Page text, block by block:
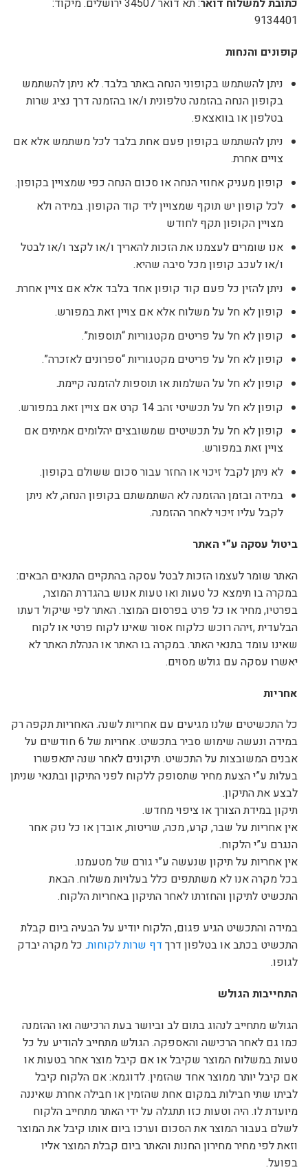
כתובת למשלוח דואר
: תא דואר 34507 ירושלים. מיקוד:
9134401
קופונים והנחות
ניתן להשתמש בקופוני הנחה באתר בלבד. לא ניתן להשתמש
בקופון הנחה בהזמנה טלפונית ו/או בהזמנה דרך נציג שרות
בטלפון או בוואצאפ.
ניתן להשתמש בקופון פעם אחת בלבד לכל משתמש אלא אם
צויים אחרת.
קופון מעניק אחוזי הנחה או סכום הנחה כפי שמצויין בקופון.
לכל קופון יש תוקף שמצויין ליד קוד הקופון. במידה ולא
מצויין הקופון תקף לחודש
אנו שומרים לעצמנו את הזכות להאריך ו/או לקצר ו/או לבטל
ו/או לעכב קופון מכל סיבה שהיא.
ניתן להזין כל פעם קוד קופון אחד בלבד אלא אם צויין אחרת.
קופון לא חל על משלוח אלא אם צויין זאת במפורש.
קופון לא חל על פריטים מקטגוריות “תוספות”.
קופון לא חל על פריטים מקטגוריות “ספרונים לאזכרה”.
קופון לא חל על השלמות או תוספות להזמנה קיימת.
קופון לא חל על תכשיטי זהב 14 קרט אם צויין זאת במפורש.
קופון לא חל על תכשיטים שמשובצים יהלומים אמיתים אם
צויין זאת במפורש.
לא ניתן לקבל זיכוי או החזר עבור סכום ששולם בקופון.
במידה ובזמן ההזמנה לא השתמשתם בקופון הנחה, לא ניתן
לקבל עליו זיכוי לאחר ההזמנה.
ביטול עסקה ע”י האתר
האתר שומר לעצמו הזכות לבטל עסקה בהתקיים התנאים הבאים:
במקרה בו תימצא כל טעות ואו טעות אנוש בהגדרת המוצר,
בפרטיו, מחיר או כל פרט בפרסום המוצר. האתר לפי שיקול דעתו
הבלעדית ,זיהה רוכש כלקוח אסור שאינו לקוח פרטי או לקוח
שאינו עומד בתנאי האתר. במקרה בו האתר או הנהלת האתר לא
יאשרו עסקה עם גולש מסוים.
אחריות
כל התכשיטים שלנו מגיעים עם אחריות לשנה. האחריות תקפה רק
במידה ונעשה שימוש סביר בתכשיט. אחריות של 6 חודשים על
אבנים המשובצות על התכשיט. תיקונים לאחר שנה יתאפשרו
בעלות ע”י הצעת מחיר שתסופק ללקוח לפני התיקון ובתנאי שניתן
לבצע את התיקון.
תיקון במידת הצורך או ציפוי מחדש.
אין אחריות על שבר, קרע, מכה, שריטות, אובדן או כל נזק אחר
הנגרם ע”י הלקוח.
אין אחריות על תיקון שנעשה ע”י גורם של מטעמנו.
בכל מקרה אנו לא משתתפים כלל בעלויות משלוח. הבאת
התכשיט לתיקון והחזרתו לאחר התיקון באחריות הלקוח.
במידה והתכשיט הגיע פגום, הלקוח יודיע על הבעיה ביום קבלת
התכשיט בכתב או בטלפון דרך דף שרות לקוחות. כל מקרה יבדק
לגופו.
התחייבות הגולש
הגולש מתחייב לנהוג בתום לב וביושר בעת הרכישה ואו ההזמנה
כמו גם לאחר הרכישה והאספקה. הגולש מתחייב להודיע על כל
טעות במשלוח המוצר שקיבל או אם קיבל מוצר אחר בטעות או
אם קיבל יותר ממוצר אחד שהזמין. לדוגמא: אם הלקוח קיבל
לביתו שתי חבילות במקום אחת שהזמין או חבילה אחרת שאיננה
מיועדת לו. היה וטעות כזו תתגלה על ידי האתר מתחייב הלקוח
לשלם בעבור המוצר את הסכום וערכו ביום אותו קיבל את המוצר
וזאת לפי מחיר מחירון החנות והאתר ביום קבלת המוצר אליו
בפועל.